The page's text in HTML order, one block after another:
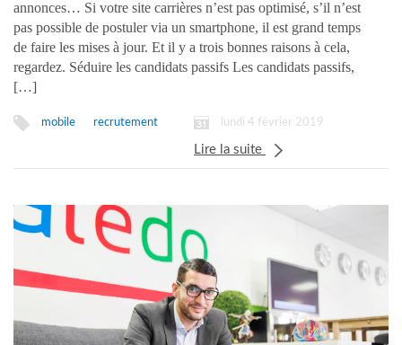
annonces… Si votre site carrières n’est pas optimisé, s’il n’est
pas possible de postuler via un smartphone, il est grand temps
de faire les mises à jour. Et il y a trois bonnes raisons à cela,
regardez. Séduire les candidats passifs Les candidats passifs,
[…]
mobile recrutement lundi 4 février 2019
Lire la suite